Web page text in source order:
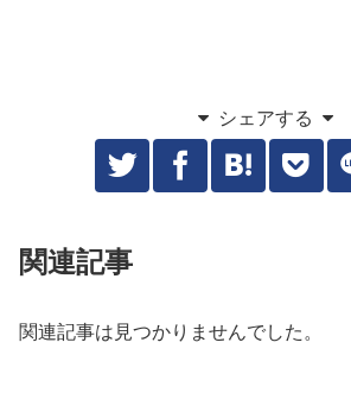
シェアする
関連記事
関連記事は見つかりませんでした。